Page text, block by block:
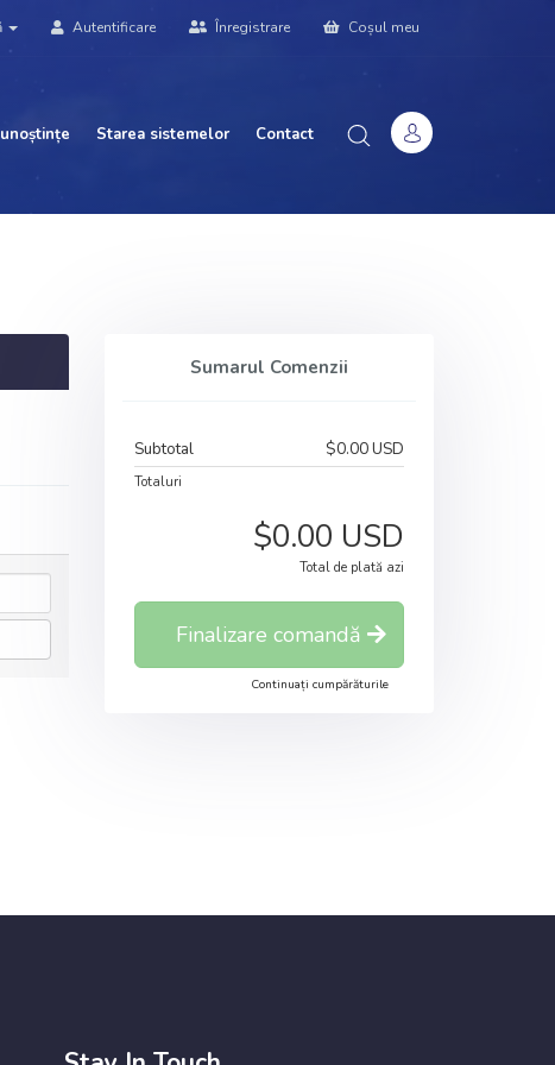
Autentificare Înregistrare Coșul meu
Starea sistemelor Contact
Sumarul Comenzii
Subtotal $0.00 USD
Totaluri
$0.00 USD
Total de plată azi
Finalizare comandă
Continuați cumpărăturile